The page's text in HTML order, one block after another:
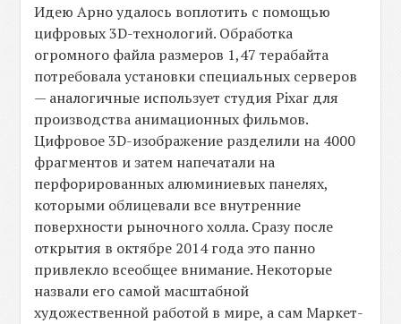
Идею Арно удалось воплотить с помощью
цифровых 3D-технологий. Обработка
огромного файла размеров 1,47 терабайта
потребовала установки специальных серверов
— аналогичные использует студия Pixar для
производства анимационных фильмов.
Цифровое 3D-изображение разделили на 4000
фрагментов и затем напечатали на
перфорированных алюминиевых панелях,
которыми облицевали все внутренние
поверхности рыночного холла. Сразу после
открытия в октябре 2014 года это панно
привлекло всеобщее внимание. Некоторые
назвали его самой масштабной
художественной работой в мире, а сам Маркет-